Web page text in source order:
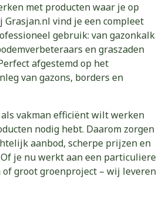
met producten waar je op
vind je een compleet
gebruik: van gazonkalk
en graszaden
afgestemd op het
van gazons, borders en
vakman efficiënt wilt werken
nodig hebt. Daarom zorgen
aanbod, scherpe prijzen en
je nu werkt aan een particuliere
groot groenproject – wij leveren